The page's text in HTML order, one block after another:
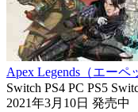
Apex Legends（エー
Switch PS4 PC PS5
2021年3月10日 発売中